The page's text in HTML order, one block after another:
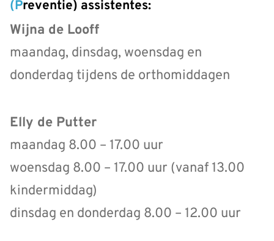
(Preventie) assistentes:
Wijna de Looff
maandag, dinsdag, woensdag en
donderdag tijdens de orthomiddagen
Elly de Putter
maandag 8.00 – 17.00 uur
woensdag 8.00 – 17.00 uur (vanaf 13.00
kindermiddag)
dinsdag en donderdag 8.00 – 12.00 uur